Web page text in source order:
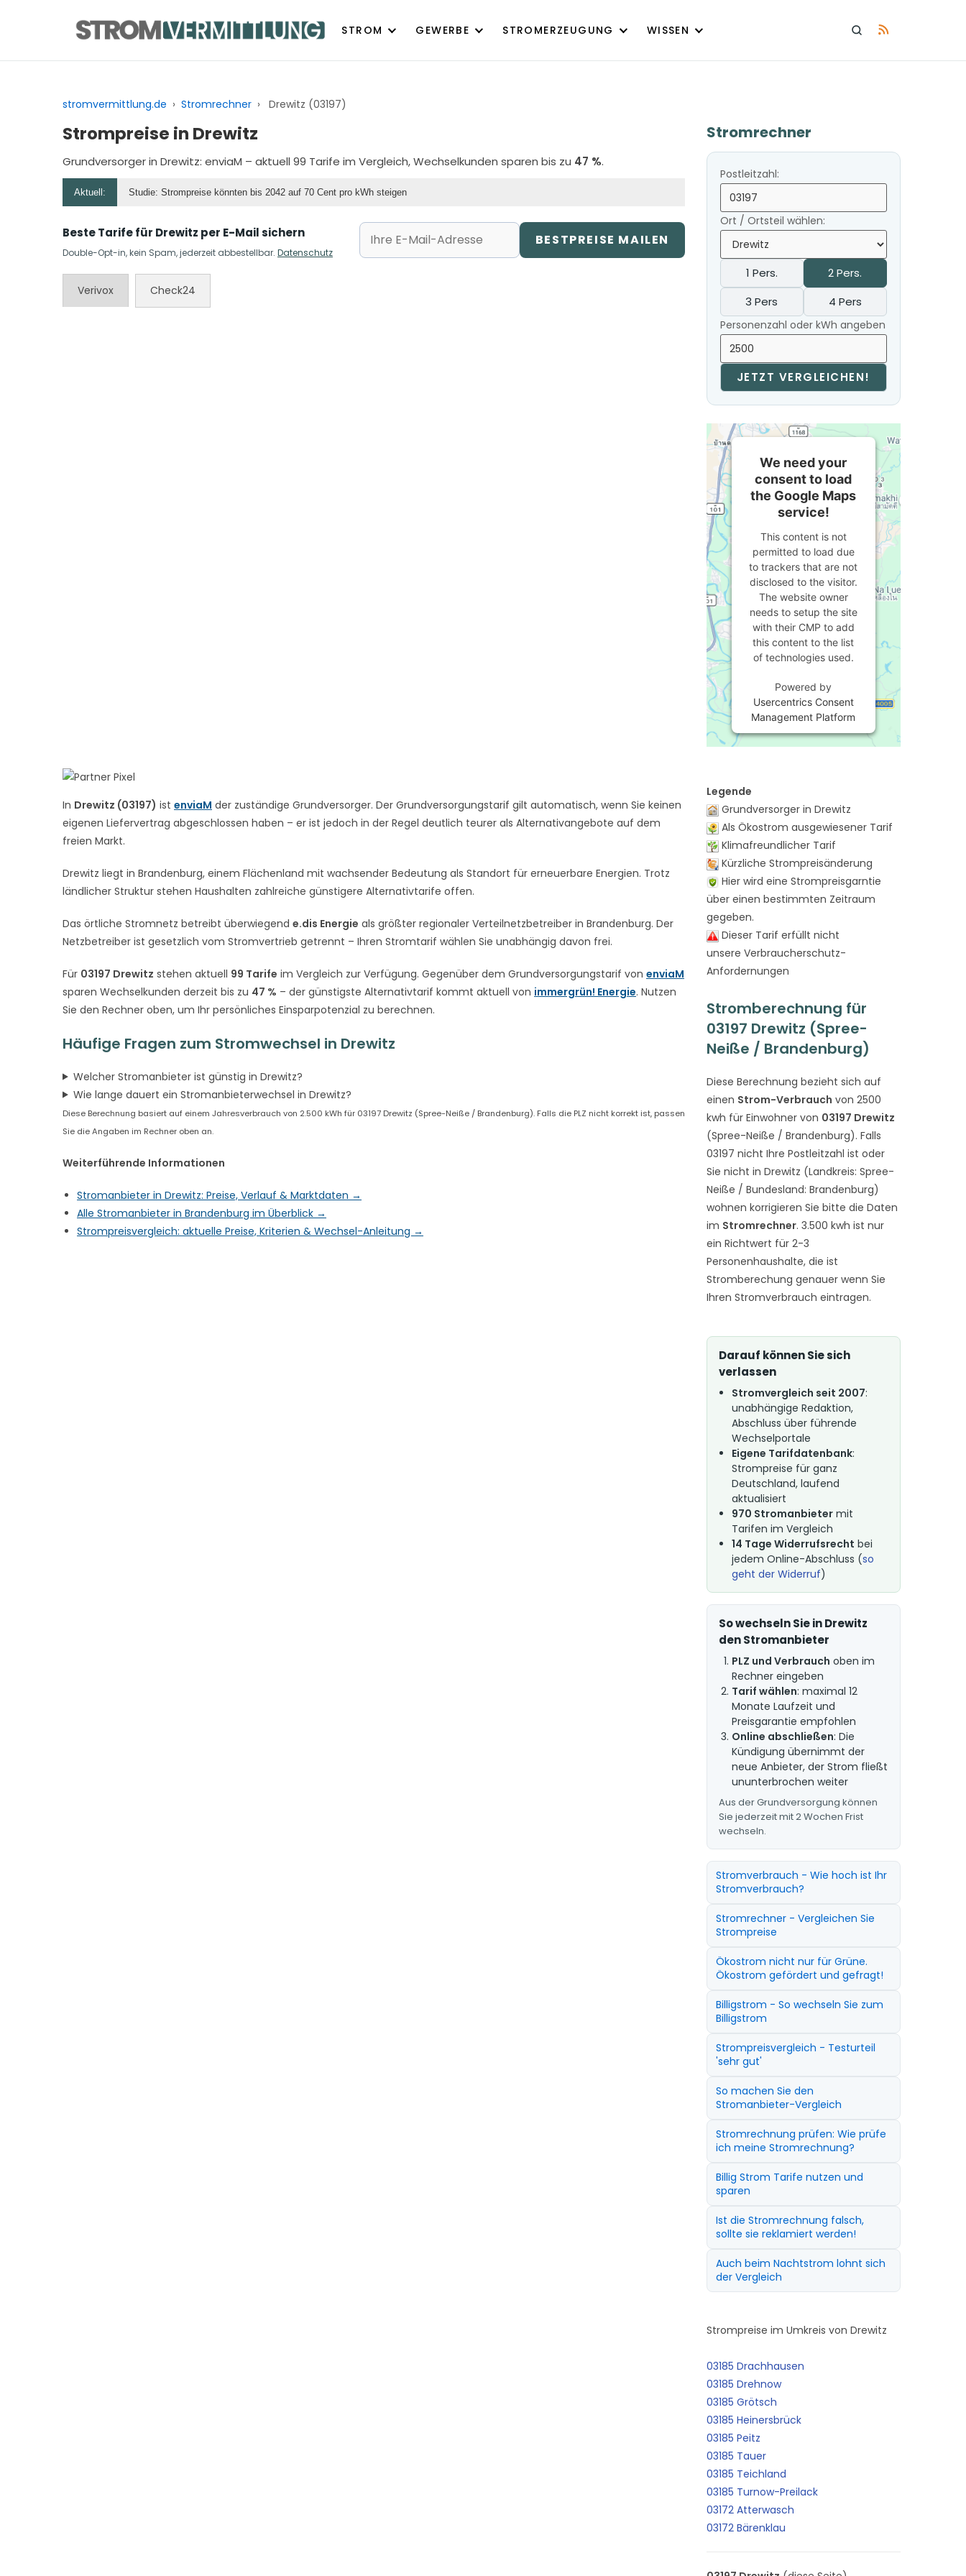
STROM GEWERBE STROMERZEUGUNG WISSEN
stromvermittlung.de › Stromrechner › Drewitz (03197)
Strompreise in Drewitz
Grundversorger in Drewitz: enviaM – aktuell 99 Tarife im Vergleich, Wechselkunden sparen bis zu 47 %.
In Drewitz (03197) ist enviaM der zuständige Grundversorger. Der Grundversorgungstarif gilt automatisch, wenn Sie keinen
eigenen Liefervertrag abgeschlossen haben – er ist jedoch in der Regel deutlich teurer als Alternativangebote auf dem
freien Markt.
Drewitz liegt in Brandenburg, einem Flächenland mit wachsender Bedeutung als Standort für erneuerbare Energien. Trotz
ländlicher Struktur stehen Haushalten zahlreiche günstigere Alternativtarife offen.
Das örtliche Stromnetz betreibt überwiegend e.dis Energie als größter regionaler Verteilnetzbetreiber in Brandenburg. Der
Netzbetreiber ist gesetzlich vom Stromvertrieb getrennt – Ihren Stromtarif wählen Sie unabhängig davon frei.
Für 03197 Drewitz stehen aktuell 99 Tarife im Vergleich zur Verfügung. Gegenüber dem Grundversorgungstarif von enviaM
sparen Wechselkunden derzeit bis zu 47 % – der günstigste Alternativtarif kommt aktuell von immergrün! Energie. Nutzen
Sie den Rechner oben, um Ihr persönliches Einsparpotenzial zu berechnen.
Häufige Fragen zum Stromwechsel in Drewitz
Welcher Stromanbieter ist günstig in Drewitz?
Wie lange dauert ein Stromanbieterwechsel in Drewitz?
Diese Berechnung basiert auf einem Jahresverbrauch von 2.500 kWh für 03197 Drewitz (Spree-Neiße / Brandenburg). Falls die PLZ nicht korrekt ist, passen
Sie die Angaben im Rechner oben an.
Weiterführende Informationen
Stromanbieter in Drewitz: Preise, Verlauf & Marktdaten →
Alle Stromanbieter in Brandenburg im Überblick →
Strompreisvergleich: aktuelle Preise, Kriterien & Wechsel-Anleitung →
Aktuell: Studie: Strompreise könnten bis 2042 auf 70 Cent pro kWh steigen
Beste Tarife für Drewitz per E-Mail sichern
Double-Opt-in, kein Spam, jederzeit abbestellbar. Datenschutz
BESTPREISE MAILEN
Verivox Check24
Stromrechner
Postleitzahl:
Ort / Ortsteil wählen:
1 Pers.
2 Pers.
3 Pers
4 Pers
Personenzahl oder kWh angeben
JETZT VERGLEICHEN!
We need your
consent to load
the Google Maps
service!
This content is not
permitted to load due
to trackers that are not
disclosed to the visitor.
The website owner
needs to setup the site
with their CMP to add
this content to the list
of technologies used.
Powered by
Usercentrics Consent
Management Platform
Legende
Grundversorger in Drewitz
Als Ökostrom ausgewiesener Tarif
Klimafreundlicher Tarif
Kürzliche Strompreisänderung
Hier wird eine Strompreisgarntie
über einen bestimmten Zeitraum
gegeben.
Dieser Tarif erfüllt nicht
unsere Verbraucherschutz-
Anfordernungen
Stromberechnung für
03197 Drewitz (Spree-
Neiße / Brandenburg)
Diese Berechnung bezieht sich auf
einen Strom-Verbrauch von 2500
kwh für Einwohner von 03197 Drewitz
(Spree-Neiße / Brandenburg). Falls
03197 nicht Ihre Postleitzahl ist oder
Sie nicht in Drewitz (Landkreis: Spree-
Neiße / Bundesland: Brandenburg)
wohnen korrigieren Sie bitte die Daten
im Stromrechner. 3.500 kwh ist nur
ein Richtwert für 2-3
Personenhaushalte, die ist
Stromberechung genauer wenn Sie
Ihren Stromverbrauch eintragen.
Darauf können Sie sich
verlassen
Stromvergleich seit 2007:
unabhängige Redaktion,
Abschluss über führende
Wechselportale
Eigene Tarifdatenbank:
Strompreise für ganz
Deutschland, laufend
aktualisiert
970 Stromanbietermit
Tarifen im Vergleich
14 Tage Widerrufsrecht bei
jedem Online-Abschluss (so
geht der Widerruf)
So wechseln Sie in Drewitz
den Stromanbieter
PLZ und Verbrauch oben im
Rechner eingeben
Tarif wählen: maximal 12
Monate Laufzeit und
Preisgarantie empfohlen
Online abschließen: Die
Kündigung übernimmt der
neue Anbieter, der Strom fließt
ununterbrochen weiter
Aus der Grundversorgung können
Sie jederzeit mit 2 Wochen Frist
wechseln.
Stromverbrauch - Wie hoch ist Ihr
Stromverbrauch?
Stromrechner - Vergleichen Sie
Strompreise
Ökostrom nicht nur für Grüne.
Ökostrom gefördert und gefragt!
Billigstrom - So wechseln Sie zum
Billigstrom
Strompreisvergleich - Testurteil
'sehr gut'
So machen Sie den
Stromanbieter-Vergleich
Stromrechnung prüfen: Wie prüfe
ich meine Stromrechnung?
Billig Strom Tarife nutzen und
sparen
Ist die Stromrechnung falsch,
sollte sie reklamiert werden!
Auch beim Nachtstrom lohnt sich
der Vergleich
Strompreise im Umkreis von Drewitz
03185 Drachhausen
03185 Drehnow
03185 Grötsch
03185 Heinersbrück
03185 Peitz
03185 Tauer
03185 Teichland
03185 Turnow-Preilack
03172 Atterwasch
03172 Bärenklau